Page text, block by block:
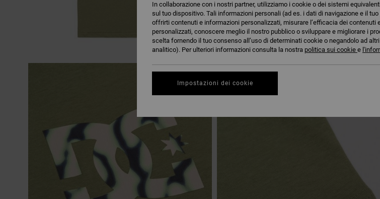
In collaborazione con i nostri partner, utilizziamo i cookie o dei sistemi
sul tuo dispositivo. Tali informazioni personali (ad es. i dati di navigazione e il
offrirti contenuti e informazioni personalizzati, misurare l’efficacia dei contenuti
personalizzati, conoscere meglio il nostro pubblico o sviluppare e migliorare i
scelta fornendo il tuo consenso all’uso di determinati cookie o negandolo ad
analitico). Per ulteriori informazioni consulta la nostra politica sui cookie e
Impostazioni dei cookie